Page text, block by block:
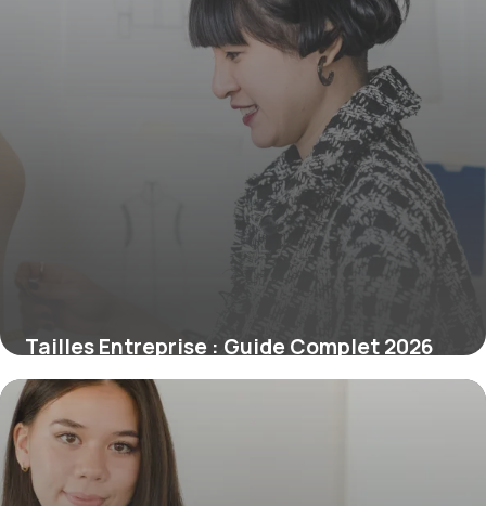
Tailles Entreprise : Guide Complet 2026
17 mai 2026